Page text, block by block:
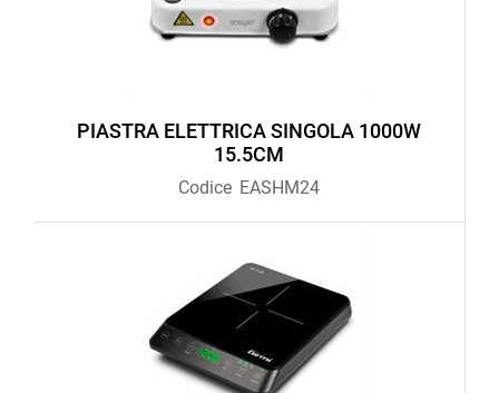
PIASTRA ELETTRICA SINGOLA 1000W
15.5CM
Codice EASHM24